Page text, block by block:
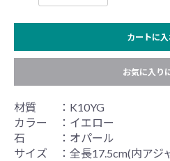
カートに
お気に入り
材質 ：K10YG
カラー ：イエロー
石 ：オパール
サイズ ：全長17.5cm(内アジ